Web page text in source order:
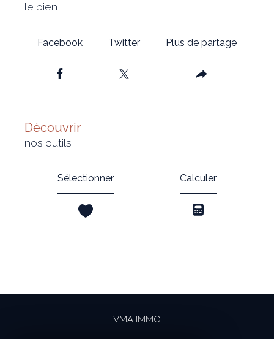
le bien
Facebook Twitter Plus de partage
découvrir
nos outils
Sélectionner Calculer
VMA IMMO